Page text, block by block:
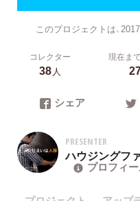
このプロジェクトは、
コレクター
38人
現在ま
シェア
PRESENTER
ハウジングフ
プロフィ